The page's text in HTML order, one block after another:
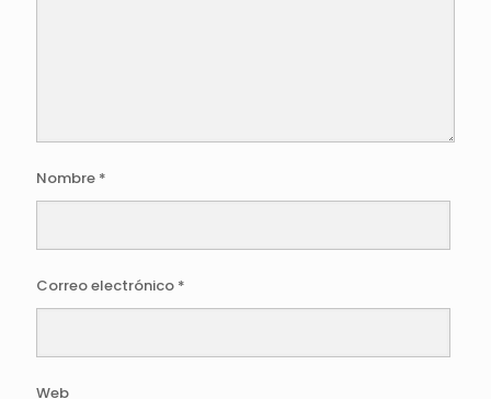
Nombre *
Correo electrónico *
Web